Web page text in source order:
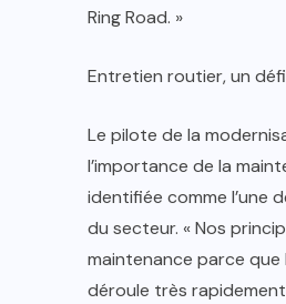
Ring Road. »
Entretien routier, un
Le pilote de la
l’importance de la
identifiée comme l’une
du secteur. « Nos
maintenance parce
déroule très